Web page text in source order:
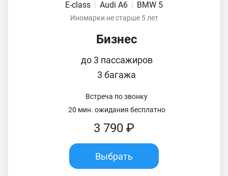
E-class | Audi A6 | BMW 5
Иномарки не старше 5 лет
Бизнес
до 3 пассажиров
3 багажа
Встреча по звонку
20 мин. ожидания бесплатно
3 790 ₽
Выбрать